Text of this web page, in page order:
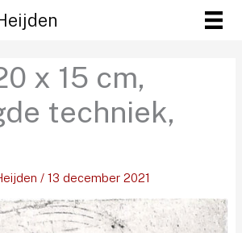
x 15 cm,
techniek,
/ 13 december 2021